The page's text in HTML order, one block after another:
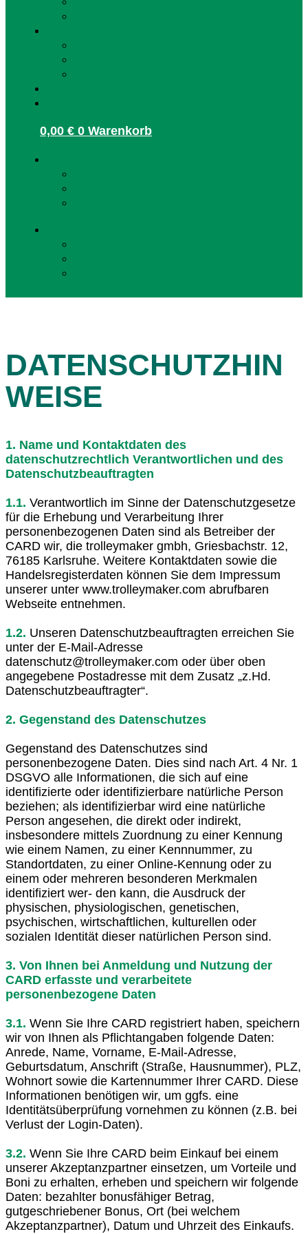
0,00 € 0 Warenkorb
DATENSCHUTZHIN
WEISE
1. Name und Kontaktdaten des
datenschutzrechtlich Verantwortlichen und des
Datenschutzbeauftragten
1.1. Verantwortlich im Sinne der Datenschutzgesetze
für die Erhebung und Verarbeitung Ihrer
personenbezogenen Daten sind als Betreiber der
CARD wir, die trolleymaker gmbh, Griesbachstr. 12,
76185 Karlsruhe. Weitere Kontaktdaten sowie die
Handelsregisterdaten können Sie dem Impressum
unserer unter www.trolleymaker.com abrufbaren
Webseite entnehmen.
1.2. Unseren Datenschutzbeauftragten erreichen Sie
unter der E-Mail-Adresse
datenschutz@trolleymaker.com oder über oben
angegebene Postadresse mit dem Zusatz „z.Hd.
Datenschutzbeauftragter“.
2. Gegenstand des Datenschutzes
Gegenstand des Datenschutzes sind
personenbezogene Daten. Dies sind nach Art. 4 Nr. 1
DSGVO alle Informationen, die sich auf eine
identifizierte oder identifizierbare natürliche Person
beziehen; als identifizierbar wird eine natürliche
Person angesehen, die direkt oder indirekt,
insbesondere mittels Zuordnung zu einer Kennung
wie einem Namen, zu einer Kennnummer, zu
Standortdaten, zu einer Online-Kennung oder zu
einem oder mehreren besonderen Merkmalen
identifiziert wer- den kann, die Ausdruck der
physischen, physiologischen, genetischen,
psychischen, wirtschaftlichen, kulturellen oder
sozialen Identität dieser natürlichen Person sind.
3. Von Ihnen bei Anmeldung und Nutzung der
CARD erfasste und verarbeitete
personenbezogene Daten
3.1. Wenn Sie Ihre CARD registriert haben, speichern
wir von Ihnen als Pflichtangaben folgende Daten:
Anrede, Name, Vorname, E-Mail-Adresse,
Geburtsdatum, Anschrift (Straße, Hausnummer), PLZ,
Wohnort sowie die Kartennummer Ihrer CARD. Diese
Informationen benötigen wir, um ggfs. eine
Identitätsüberprüfung vornehmen zu können (z.B. bei
Verlust der Login-Daten).
3.2. Wenn Sie Ihre CARD beim Einkauf bei einem
unserer Akzeptanzpartner einsetzen, um Vorteile und
Boni zu erhalten, erheben und speichern wir folgende
Daten: bezahlter bonusfähiger Betrag,
gutgeschriebener Bonus, Ort (bei welchem
Akzeptanzpartner), Datum und Uhrzeit des Einkaufs.